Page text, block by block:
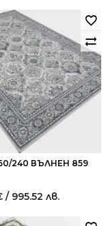
240 ВЪЛНЕН 859
/ 995.52 лв.